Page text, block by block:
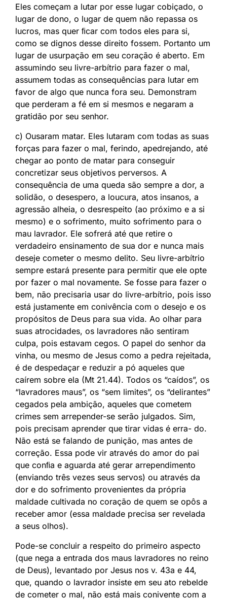
Eles começam a lutar por esse lugar cobiçado, o
lugar de dono, o lugar de quem não repassa os
lucros, mas quer ﬁcar com todos eles para si,
como se dignos desse direito fossem. Portanto um
lugar de usurpação em seu coração é aberto. Em
assumindo seu livre-arbítrio para fazer o mal,
assumem todas as consequências para lutar em
favor de algo que nunca fora seu. Demonstram
que perderam a fé em si mesmos e negaram a
gratidão por seu senhor.
c) Ousaram matar. Eles lutaram com todas as suas
forças para fazer o mal, ferindo, apedrejando, até
chegar ao ponto de matar para conseguir
concretizar seus objetivos perversos. A
consequência de uma queda são sempre a dor, a
solidão, o desespero, a loucura, atos insanos, a
agressão alheia, o desrespeito (ao próximo e a si
mesmo) e o sofrimento, muito sofrimento para o
mau lavrador. Ele sofrerá até que retire o
verdadeiro ensinamento de sua dor e nunca mais
deseje cometer o mesmo delito. Seu livre-arbítrio
sempre estará presente para permitir que ele opte
por fazer o mal novamente. Se fosse para fazer o
bem, não precisaria usar do livre-arbítrio, pois isso
está justamente em conivência com o desejo e os
propósitos de Deus para sua vida. Ao olhar para
suas atrocidades, os lavradores não sentiram
culpa, pois estavam cegos. O papel do senhor da
vinha, ou mesmo de Jesus como a pedra rejeitada,
é de despedaçar e reduzir a pó aqueles que
caírem sobre ela (Mt 21.44). Todos os “caídos”, os
“lavradores maus”, os “sem limites”, os “delirantes”
cegados pela ambição, aqueles que cometem
crimes sem arrepender-se serão julgados. Sim,
pois precisam aprender que tirar vidas é erra- do.
Não está se falando de punição, mas antes de
correção. Essa pode vir através do amor do pai
que conﬁa e aguarda até gerar arrependimento
(enviando três vezes seus servos) ou através da
dor e do sofrimento provenientes da própria
maldade cultivada no coração de quem se opôs a
receber amor (essa maldade precisa ser revelada
a seus olhos).
Pode-se concluir a respeito do primeiro aspecto
(que nega a entrada dos maus lavradores no reino
de Deus), levantado por Jesus nos v. 43a e 44,
que, quando o lavrador insiste em seu ato rebelde
de cometer o mal, não está mais conivente com a